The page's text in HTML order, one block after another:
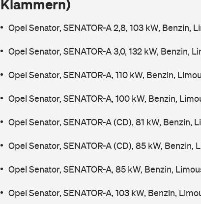
Klammern)
Opel Senator, SENATOR-A 2,8, 103 kW, Benzin,
Opel Senator, SENATOR-A 3,0, 132 kW, Benzin,
Opel Senator, SENATOR-A, 110 kW, Benzin,
Opel Senator, SENATOR-A, 100 kW, Benzin,
Opel Senator, SENATOR-A (CD), 81 kW, Benzin,
Opel Senator, SENATOR-A (CD), 85 kW, Benzin,
Opel Senator, SENATOR-A, 85 kW, Benzin,
Opel Senator, SENATOR-A, 103 kW, Benzin,